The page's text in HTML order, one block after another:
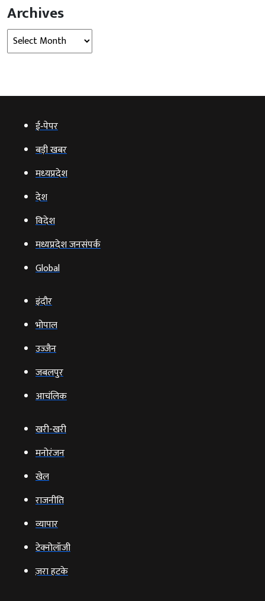
Archives
Archives
ई‑पेपर
बड़ी खबर
मध्‍यप्रदेश
देश
विदेश
मध्यप्रदेश जनसंपर्क
Global
इंदौर
भोपाल
उज्‍जैन
जबलपुर
आचंलिक
खरी-खरी
मनोरंजन
खेल
राजनीति
व्‍यापार
टेक्‍नोलॉजी
ज़रा हटके